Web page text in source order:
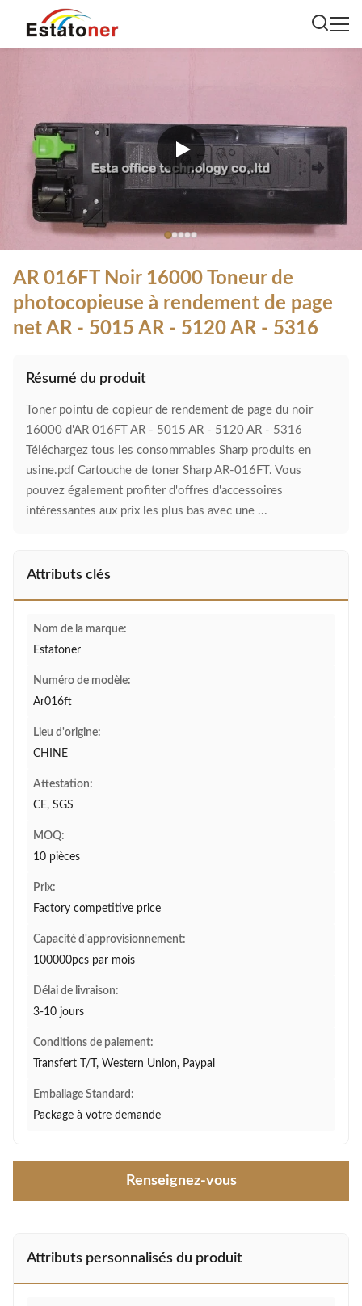
AR 016FT Noir 16000 Toneur de
photocopieuse à rendement de page
net AR - 5015 AR - 5120 AR - 5316
Résumé du produit
Toner pointu de copieur de rendement de page du noir
16000 d'AR 016FT AR - 5015 AR - 5120 AR - 5316
Téléchargez tous les consommables Sharp produits en
usine.pdf Cartouche de toner Sharp AR-016FT. Vous
pouvez également profiter d'offres d'accessoires
intéressantes aux prix les plus bas avec une ...
Attributs clés
Nom de la marque:
Estatoner
Numéro de modèle:
Ar016ft
Lieu d'origine:
CHINE
Attestation:
CE, SGS
MOQ:
10 pièces
Prix:
Factory competitive price
Capacité d'approvisionnement:
100000pcs par mois
Délai de livraison:
3-10 jours
Conditions de paiement:
Transfert T/T, Western Union, Paypal
Emballage Standard:
Package à votre demande
Renseignez-vous
Attributs personnalisés du produit